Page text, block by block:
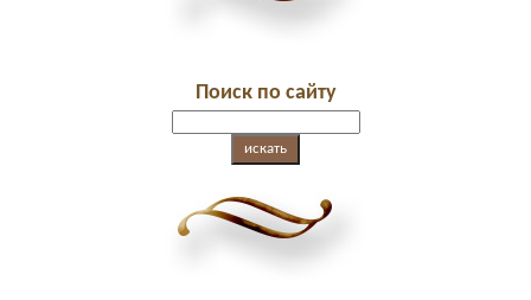
Поиск по сайту